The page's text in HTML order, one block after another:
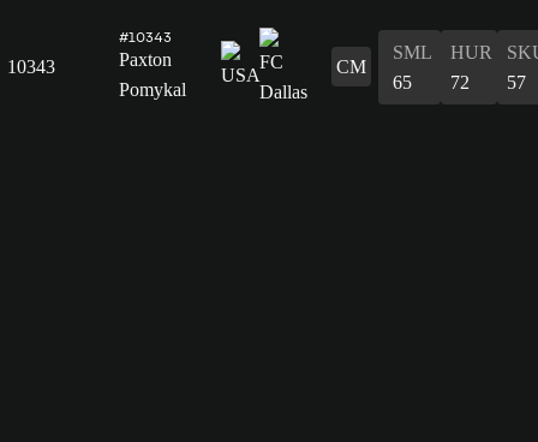
10343
#10343
Paxton
Pomykal
CM
SML
65
HUR
72
57